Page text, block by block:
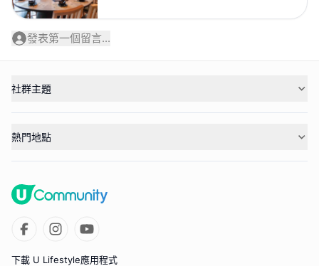
發表第一個留言...
社群主題
熱門地點
下載 U Lifestyle應用程式